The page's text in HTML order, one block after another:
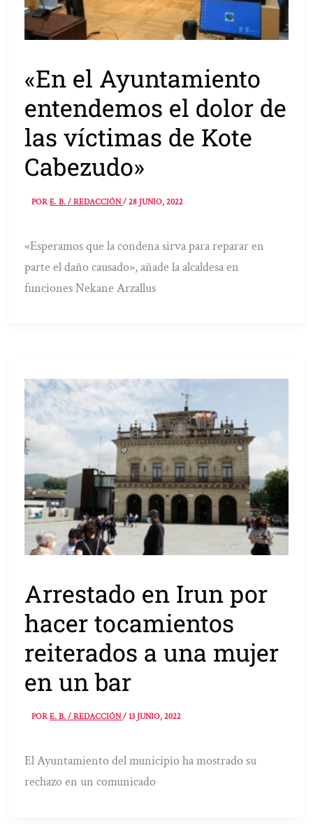
«En el Ayuntamiento
entendemos el dolor de
las víctimas de Kote
Cabezudo»
PORE. B. / REDACCIÓN/28 JUNIO, 2022
«Esperamos que la condena sirva para reparar en
parte el daño causado», añade la alcaldesa en
funciones Nekane Arzallus
Arrestado en Irun por
hacer tocamientos
reiterados a una mujer
en un bar
PORE. B. / REDACCIÓN/13 JUNIO, 2022
El Ayuntamiento del municipio ha mostrado su
rechazo en un comunicado